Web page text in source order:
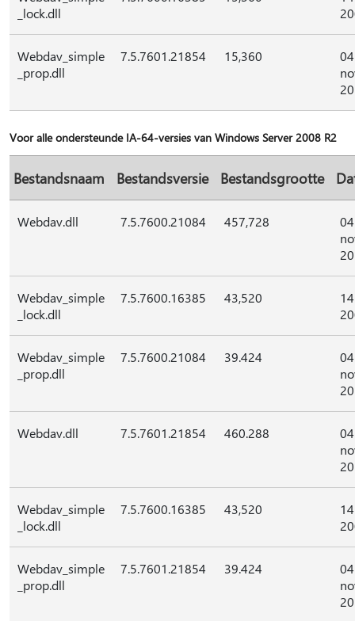
_lock.dll
Webdav_simple
_prop.dll
7.5.7601.21854 15,360
Voor alle ondersteunde IA-64-versies van Windows Server 2008 R2
Bestandsnaam Bestandsversie Bestandsgrootte
Webdav.dll 7.5.7600.21084 457,728
Webdav_simple
_lock.dll
7.5.7600.16385 43,520
Webdav_simple
_prop.dll
7.5.7600.21084 39.424
Webdav.dll 7.5.7601.21854 460.288
Webdav_simple
_lock.dll
7.5.7600.16385 43,520
Webdav_simple
_prop.dll
7.5.7601.21854 39.424